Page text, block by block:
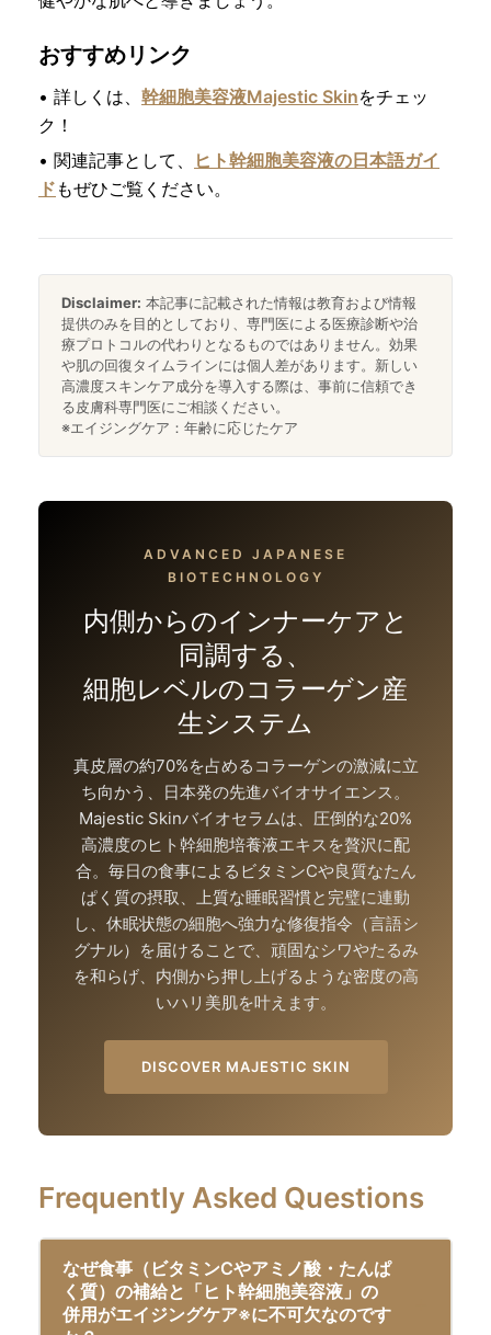
おすすめリンク
• 詳しくは、 幹細胞美容液Majestic Skinをチェッ
ク！
• 関連記事として、
ヒト幹細胞美容液の日本語ガイ
ド もぜひご覧ください。
Disclaimer: 本記事に記載された情報は教育および情報
提供のみを目的としており、専門医による医療診断や治
療プロトコルの代わりとなるものではありません。効果
や肌の回復タイムラインには個人差があります。新しい
高濃度スキンケア成分を導入する際は、事前に信頼でき
る皮膚科専門医にご相談ください。
※エイジングケア：年齢に応じたケア
ADVANCED JAPANESE
BIOTECHNOLOGY
内側からのインナーケアと
同調する、
細胞レベルのコラーゲン産
生システム
真皮層の約70%を占めるコラーゲンの激減に立
ち向かう、日本発の先進バイオサイエンス。
Majestic Skinバイオセラムは、圧倒的な20%
高濃度のヒト幹細胞培養液エキスを贅沢に配
合。毎日の食事によるビタミンCや良質なたん
ぱく質の摂取、上質な睡眠習慣と完璧に連動
し、休眠状態の細胞へ強力な修復指令（言語シ
グナル）を届けることで、頑固なシワやたるみ
を和らげ、内側から押し上げるような密度の高
いハリ美肌を叶えます。
DISCOVER MAJESTIC SKIN
Frequently Asked Questions
なぜ食事（ビタミンCやアミノ酸・たんぱ
く質）の補給と「ヒト幹細胞美容液」の
併用がエイジングケア※に不可欠なのです